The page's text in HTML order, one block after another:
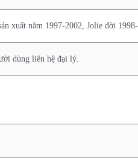
xuất năm 1997-2002, Jolie đời
dùng liên hệ đại lý.